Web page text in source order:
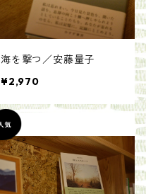
海を撃つ／安藤量子
¥2,970